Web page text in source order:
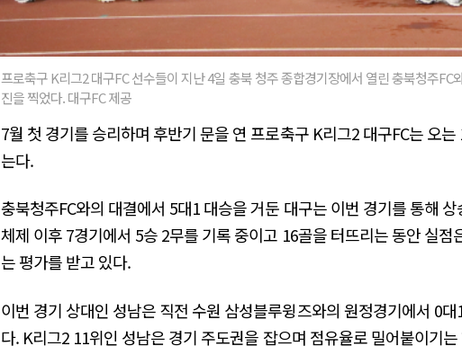
프로축구 K리그2 대구FC 선수들이 지난 4일 충북 청주 종합경기장에서 열린 충북청주
진을 찍었다. 대구FC 제공
7월 첫 경기를 승리하며 후반기 문을 연 프로축구 K리그2 대구FC는 오
는다.
충북청주FC와의 대결에서 5대1 대승을 거둔 대구는 이번 경기를 통해
체제 이후 7경기에서 5승 2무를 기록 중이고 16골을 터뜨리는 동안 실
는 평가를 받고 있다.
이번 경기 상대인 성남은 직전 수원 삼성블루윙즈와의 원정경기에서 0
다. K리그2 11위인 성남은 경기 주도권을 잡으며 점유율로 밀어붙이기